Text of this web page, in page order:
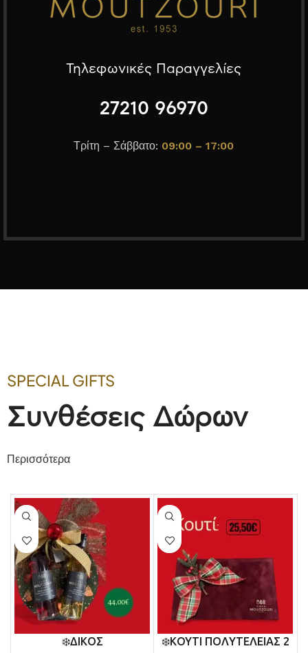
Τηλεφωνικές Παραγγελίες
27210 96970
Τρίτη – Σάββατο: 09:00 –17:00
SPECIAL GIFTS
Συνθέσεις Δώρων
Περισσότερα
❄️ΚΟΥΤΙ ΠΟΛΥΤΕΛΕΙΑΣ 2
❄️ΣΕΝΤΟΥΚΙ